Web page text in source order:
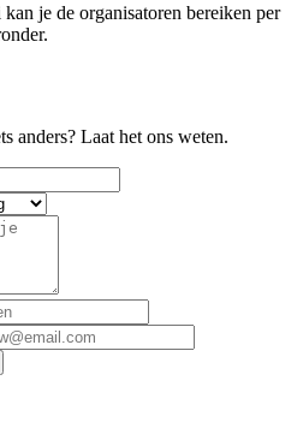
je de organisatoren bereiken per
anders? Laat het ons weten.